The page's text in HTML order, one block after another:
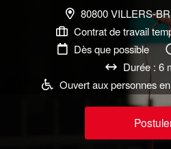
80800 VILLERS-
Contrat de travail
Dès que possible
Durée : 6
Ouvert aux personnes